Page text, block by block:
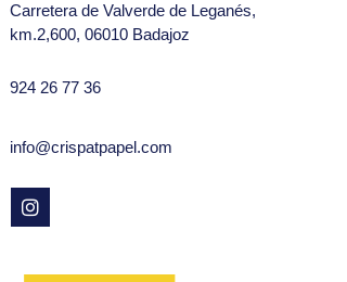
Carretera de Valverde de Leganés,
km.2,600, 06010 Badajoz
924 26 77 36
info@crispatpapel.com